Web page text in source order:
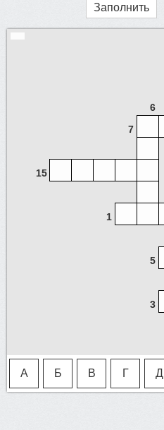
Заполнить
А Б В Г Д
6
7
15
1
5
3
9